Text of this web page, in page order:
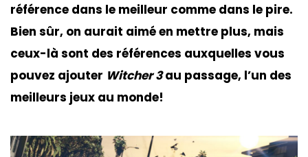
référence dans le meilleur comme dans le pire.
Bien sûr, on aurait aimé en mettre plus, mais
ceux-là sont des références auxquelles vous
pouvez ajouter Witcher 3au passage, l’un des
meilleurs jeux au monde!